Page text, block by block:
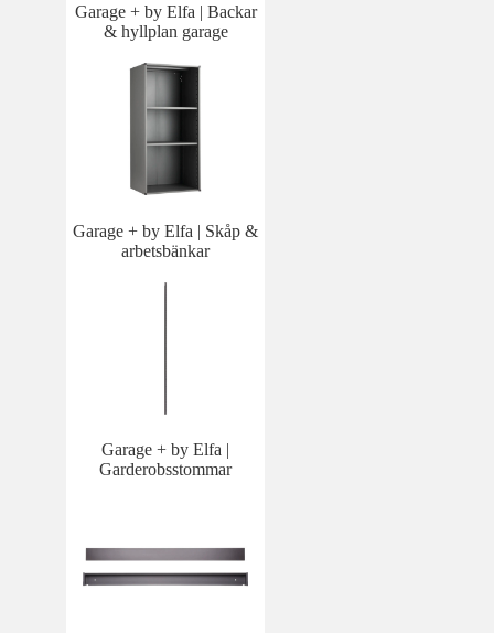
Garage + by Elfa | Backar
& hyllplan garage
Garage + by Elfa | Skåp &
arbetsbänkar
Garage + by Elfa |
Garderobsstommar